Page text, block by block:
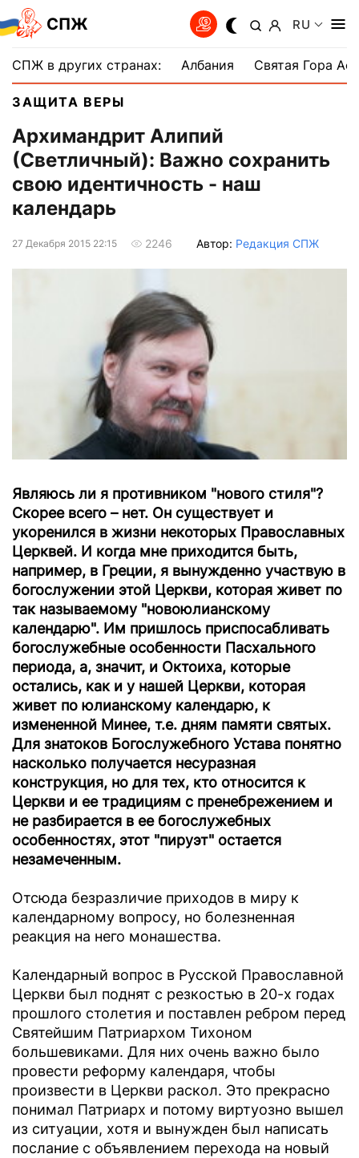
СПЖ RU
СПЖ в других странах: Албания Святая Гора
ЗАЩИТА ВЕРЫ
Архимандрит Алипий
(Светличный): Важно сохранить
свою идентичность - наш
календарь
27 Декабря 2015 22:15 2246 Автор: Редакция СПЖ
Являюсь ли я противником "нового стиля"?
Скорее всего – нет. Он существует и
укоренился в жизни некоторых Православных
Церквей. И когда мне приходится быть,
например, в Греции, я вынужденно участвую в
богослужении этой Церкви, которая живет по
так называемому "новоюлианскому
календарю". Им пришлось приспосабливать
богослужебные особенности Пасхального
периода, а, значит, и Октоиха, которые
остались, как и у нашей Церкви, которая
живет по юлианскому календарю, к
измененной Минее, т.е. дням памяти святых.
Для знатоков Богослужебного Устава понятно
насколько получается несуразная
конструкция, но для тех, кто относится к
Церкви и ее традициям с пренебрежением и
не разбирается в ее богослужебных
особенностях, этот "пируэт" остается
незамеченным.
Отсюда безразличие приходов в миру к
календарному вопросу, но болезненная
реакция на него монашества.
Календарный вопрос в Русской Православной
Церкви был поднят с резкостью в 20-х годах
прошлого столетия и поставлен ребром перед
Святейшим Патриархом Тихоном
большевиками. Для них очень важно было
провести реформу календаря, чтобы
произвести в Церкви раскол. Это прекрасно
понимал Патриарх и потому виртуозно вышел
из ситуации, хотя и вынужден был написать
послание с объявлением перехода на новый